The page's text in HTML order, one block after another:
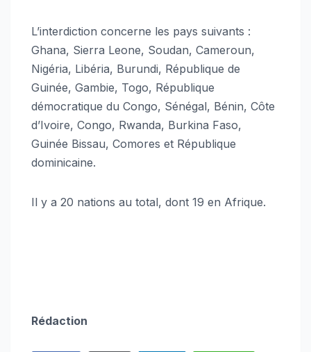
L’interdiction concerne les pays suivants :
Ghana, Sierra Leone, Soudan, Cameroun,
Nigéria, Libéria, Burundi, République de
Guinée, Gambie, Togo, République
démocratique du Congo, Sénégal, Bénin, Côte
d’Ivoire, Congo, Rwanda, Burkina Faso,
Guinée Bissau, Comores et République
dominicaine.
Il y a 20 nations au total, dont 19 en Afrique.
Rédaction